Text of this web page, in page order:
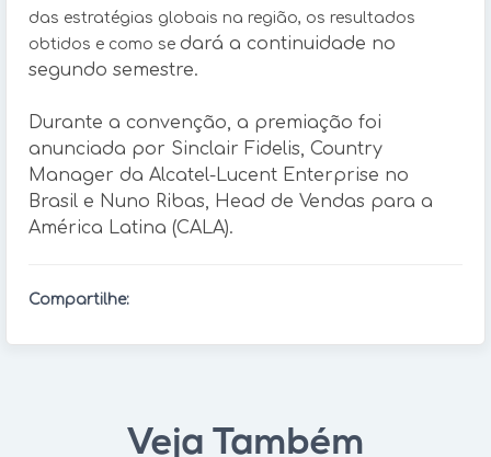
das estratégias globais na região, os resultados
obtidos e como se dará a continuidade no
segundo semestre.
Durante a convenção, a premiação foi
anunciada por Sinclair Fidelis, Country
Manager da Alcatel-Lucent Enterprise no
Brasil e Nuno Ribas, Head de Vendas para a
América Latina (CALA).
Compartilhe:
Veja Também